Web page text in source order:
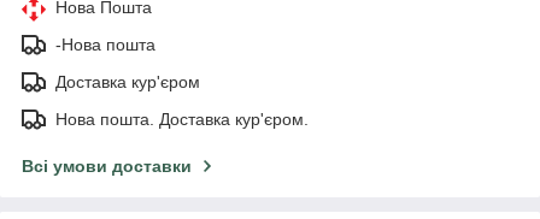
Нова Пошта
-Нова пошта
Доставка кур'єром
Нова пошта. Доставка кур'єром.
Всі умови доставки